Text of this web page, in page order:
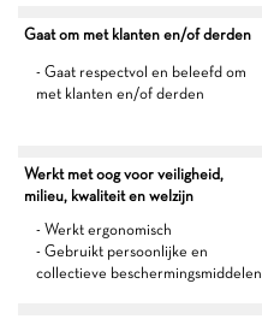
Gaat om met klanten en/of derden
- Gaat respectvol en beleefd om
met klanten en/of derden
Werkt met oog voor veiligheid,
milieu, kwaliteit en welzijn
- Werkt ergonomisch
- Gebruikt persoonlijke en
collectieve beschermingsmiddelen